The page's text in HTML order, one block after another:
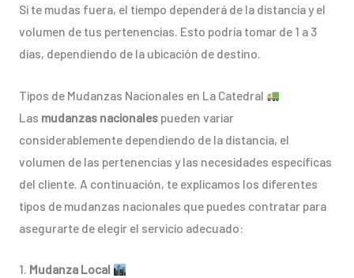
Si te mudas fuera, el tiempo dependerá de la distancia y el
volumen de tus pertenencias. Esto podría tomar de 1 a 3
días, dependiendo de la ubicación de destino.
Tipos de Mudanzas Nacionales en La Catedral
Las mudanzas nacionales pueden variar
considerablemente dependiendo de la distancia, el
volumen de las pertenencias y las necesidades específicas
del cliente. A continuación, te explicamos los diferentes
tipos de mudanzas nacionales que puedes contratar para
asegurarte de elegir el servicio adecuado:
1. Mudanza Local